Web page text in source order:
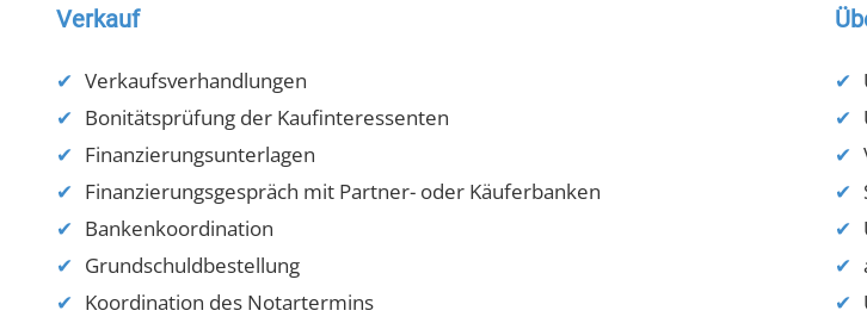
Verkauf
Verkaufsverhandlungen
Bonitätsprüfung der Kaufinteressenten
Finanzierungsunterlagen
Finanzierungsgespräch mit Partner- oder Käuferbanken
Bankenkoordination
Grundschuldbestellung
Koordination des Notartermins